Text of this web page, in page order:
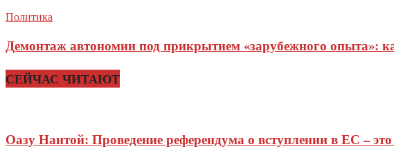
Политика
Демонтаж автономии под прикрытием «зарубежного опыта»:
СЕЙЧАС ЧИТАЮТ
Оазу Нантой: Проведение референдума о вступлении в ЕС –